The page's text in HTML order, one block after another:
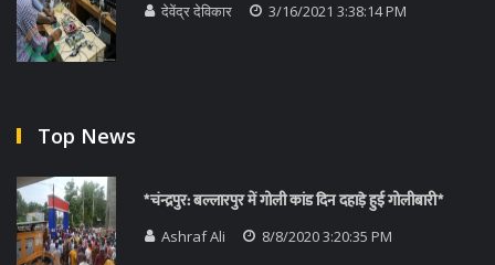
देवेंद्र देविकार 3/16/2021 3:38:14 PM
Top News
*चंन्द्रपुर: बल्लारपुर में गोली कांड दिन दहाड़े हुई गोलीबारी*
Ashraf Ali 8/8/2020 3:20:35 PM